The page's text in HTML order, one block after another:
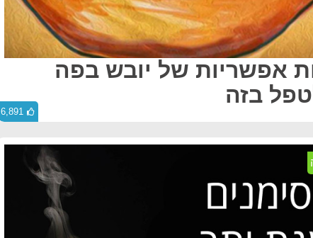
אפשריות של יובש בפה
בזה
6,891